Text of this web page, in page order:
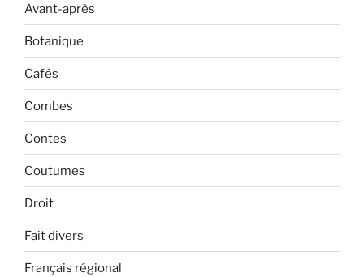
Avant-après
Botanique
Cafés
Combes
Contes
Coutumes
Droit
Fait divers
Français régional